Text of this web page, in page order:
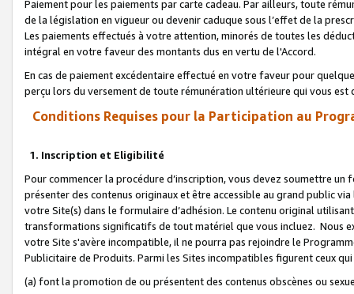
Paiement pour les paiements par carte cadeau. Par ailleurs, toute
de la législation en vigueur ou devenir caduque sous l’effet de la
Les paiements effectués à votre attention, minorés de toutes les
intégral en votre faveur des montants dus en vertu de l'Accord.
En cas de paiement excédentaire effectué en votre faveur pour
perçu lors du versement de toute rémunération ultérieure qui vous est
Conditions Requises pour la Participation au
1. Inscription et Eligibilité
Pour commencer la procédure d’inscription, vous devez soumettre
présenter des contenus originaux et être accessible au grand public
votre Site(s) dans le formulaire d’adhésion. Le contenu original
transformations significatifs de tout matériel que vous incluez. Nous
votre Site s'avère incompatible, il ne pourra pas rejoindre le
Publicitaire de Produits. Parmi les Sites incompatibles figurent ceux
(a) font la promotion de ou présentent des contenus obscènes ou